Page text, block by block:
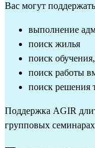
Вас могут
выполнение
поиск жилья
поиск
поиск работы
поиск решения
Поддержка AGIR
групповых